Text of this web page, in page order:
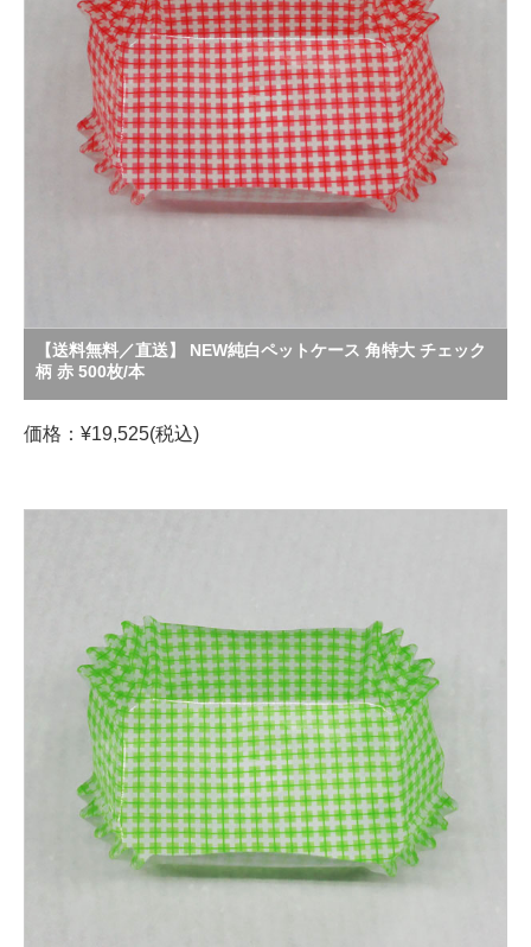
【送料無料／直送】 NEW純白ペットケース 角特大 チェック
柄 赤 500枚/本
価格：¥19,525(税込)